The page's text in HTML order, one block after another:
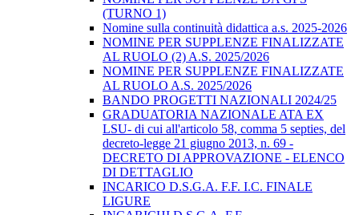
(TURNO 1)
Nomine sulla continuità didattica a.s. 2025-2026
NOMINE PER SUPPLENZE FINALIZZATE
AL RUOLO (2) A.S. 2025/2026
NOMINE PER SUPPLENZE FINALIZZATE
AL RUOLO A.S. 2025/2026
BANDO PROGETTI NAZIONALI 2024/25
GRADUATORIA NAZIONALE ATA EX
LSU- di cui all'articolo 58, comma 5 septies, del
decreto-legge 21 giugno 2013, n. 69 -
DECRETO DI APPROVAZIONE - ELENCO
DI DETTAGLIO
INCARICO D.S.G.A. F.F. I.C. FINALE
LIGURE